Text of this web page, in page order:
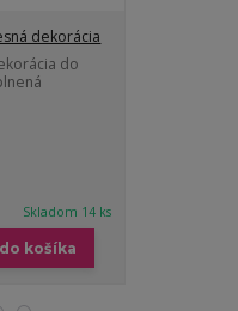
dekorácia
do
Skladom 14 ks
košíka